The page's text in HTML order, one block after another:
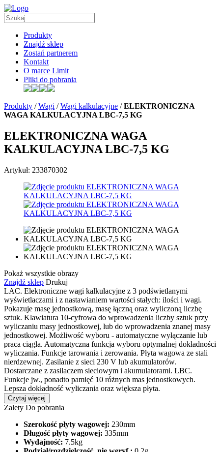
Produkty
Znajdź sklep
Zostań partnerem
Kontakt
O marce Limit
Pliki do pobrania
Produkty /Wagi /Wagi kalkulacyjne /ELEKTRONICZNA
WAGA KALKULACYJNA LBC-7,5 KG
ELEKTRONICZNA WAGA
KALKULACYJNA LBC-7,5 KG
Artykuł: 233870302
Pokaż wszystkie obrazy
Znajdź sklep Drukuj
LAC. Elektroniczne wagi kalkulacyjne z 3 podświetlanymi
wyświetlaczami i z nastawianiem wartości stałych: ilości i wagi.
Pokazuje masę jednostkową, masę łączną oraz wyliczoną liczbę
sztuk. Klawiatura 10-cyfrowa do wprowadzenia liczby sztuk przy
wyliczaniu masy jednostkowej, lub do wprowadzenia znanej masy
jednostkowej. Możliwość wyboru - automatyczne wyłączanie lub
praca ciągła. Automatyczna funkcja wyboru optymalnej dokładności
wyliczania. Funkcje tarowania i zerowania. Płyta wagowa ze stali
nierdzewnej. Zasilanie z sieci 230 V lub akumulatorów.
Dostarczane z zasilaczem sieciowym i akumulatorami. LBC.
Funkcje jw., ponadto pamięć 10 różnych mas jednostkowych.
Lepsza dokładność wyliczania oraz większa płyta.
Czytaj więcej
Zalety Do pobrania
Szerokość płyty wagowej: 230mm
Długość płyty wagowej: 335mm
Wydajność: 7.5kg